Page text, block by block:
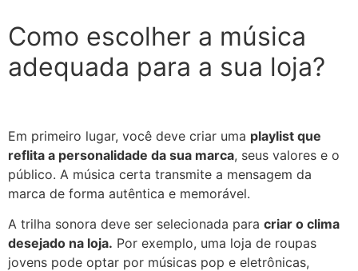
Como escolher a música
adequada para a sua loja?
Em primeiro lugar, você deve criar uma playlist que
reflita a personalidade da sua marca, seus valores e o
público. A música certa transmite a mensagem da
marca de forma autêntica e memorável.
A trilha sonora deve ser selecionada para criar o clima
desejado na loja. Por exemplo, uma loja de roupas
jovens pode optar por músicas pop e eletrônicas,